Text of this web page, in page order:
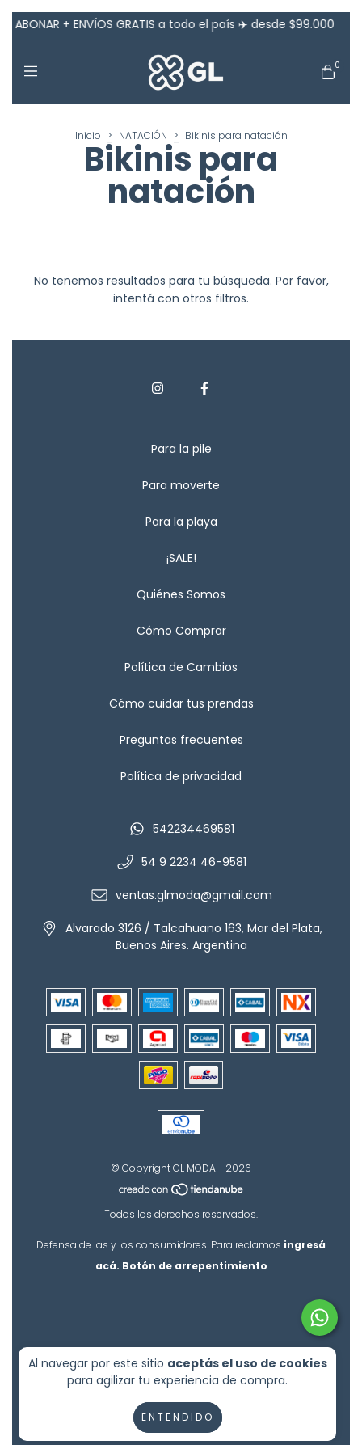
DE ABONAR + ENVÍOS GRATIS a todo el país ✈️ desde $99.000
0
Al navegar por este sitio aceptás el uso de cookies
para agilizar tu experiencia de compra.
ENTENDIDO
Inicio > NATACIÓN > Bikinis para natación
Bikinis para
natación
No tenemos resultados para tu búsqueda. Por favor,
intentá con otros filtros.
Para la pile
Para moverte
Para la playa
¡SALE!
Quiénes Somos
Cómo Comprar
Política de Cambios
Cómo cuidar tus prendas
Preguntas frecuentes
Política de privacidad
542234469581
54 9 2234 46-9581
ventas.glmoda@gmail.com
Alvarado 3126 / Talcahuano 163, Mar del Plata,
Buenos Aires. Argentina
© Copyright GL MODA - 2026
Todos los derechos reservados.
Defensa de las y los consumidores. Para reclamos ingresá
acá. Botón de arrepentimiento